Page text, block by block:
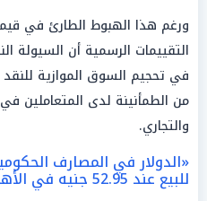
ورغم هذا الهبوط الطارئ في
التقييمات الرسمية أن السيولة
في تحجيم السوق الموازية للنقد
من الطمأنينة لدى المتعاملين
والتجاري.
«الدولار في المصارف
للبيع عند 52.95 جنيه في الأهلي ومصر